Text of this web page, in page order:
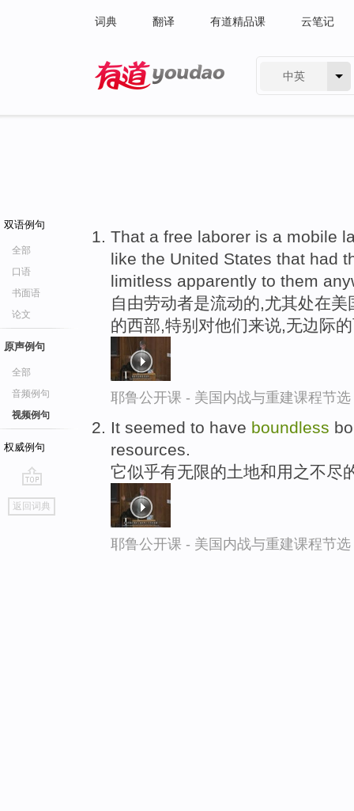
词典 翻译 有道精品课 云笔记
中英
双语例句
全部
口语
书面语
论文
原声例句
全部
音频例句
视频例句
权威例句
go
top
返回词典
That a free laborer is a mobile
like the United States that had
limitless apparently to them
自由劳动者是流动的,尤其处在
的西部,特别对他们来说,无边际
耶鲁公开课 - 美国内战与重建课程节选
It seemed to have boundless
resources.
它似乎有无限的土地和用之不尽
耶鲁公开课 - 美国内战与重建课程节选